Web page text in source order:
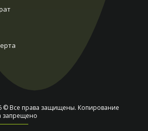
© Все права защищены. Копирование
запрещено